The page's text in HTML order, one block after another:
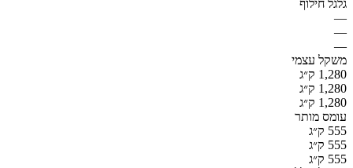
גלגל חילוף
—
—
—
משקל עצמי
1,280 ק״ג
1,280 ק״ג
1,280 ק״ג
עומס מותר
555 ק״ג
555 ק״ג
555 ק״ג